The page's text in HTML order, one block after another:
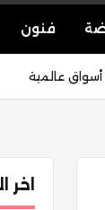
فنون
أسواق عالمية
اخر